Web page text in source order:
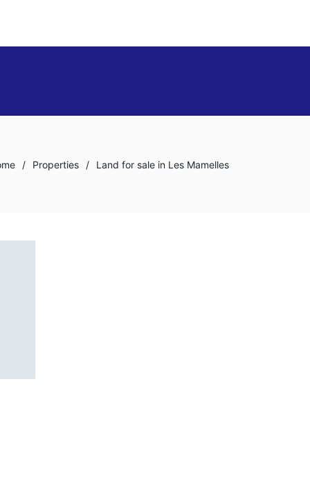
/ Properties / Land for sale in Les Mamelles